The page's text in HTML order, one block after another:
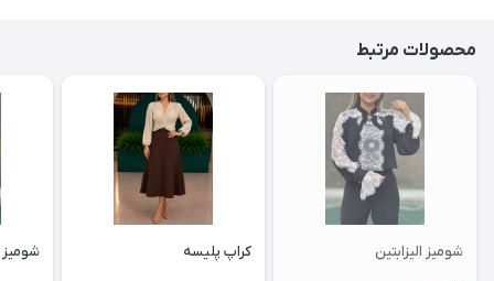
محصولات مرتبط
شومیز الیزابتین کراپ پلیسه شومیز